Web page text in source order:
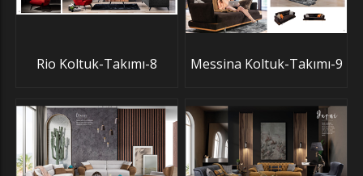
Rio Koltuk-Takımı-8 Messina Koltuk-Takımı-9